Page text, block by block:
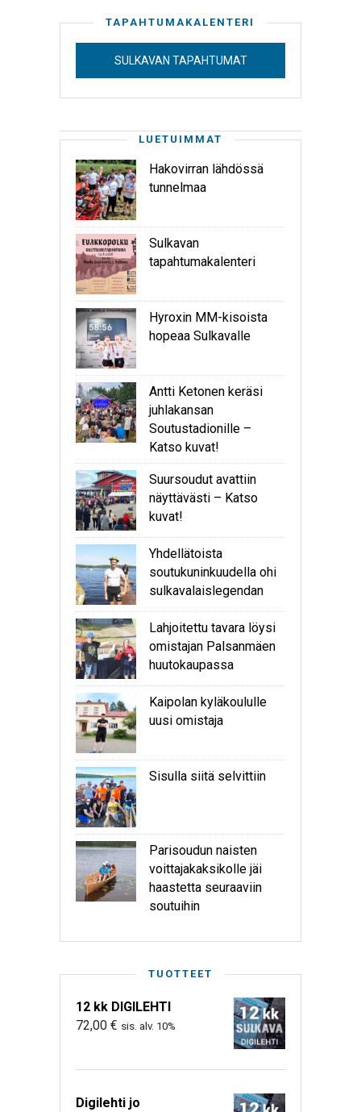
TAPAHTUMAKALENTERI
SULKAVAN TAPAHTUMAT
LUETUIMMAT
Hakovirran lähdössä
tunnelmaa
Sulkavan
tapahtumakalenteri
Hyroxin MM-kisoista
hopeaa Sulkavalle
Antti Ketonen keräsi
juhlakansan
Soutustadionille –
Katso kuvat!
Suursoudut avattiin
näyttävästi – Katso
kuvat!
Yhdellätoista
soutukuninkuudella ohi
sulkavalaislegendan
Lahjoitettu tavara löysi
omistajan Palsanmäen
huutokaupassa
Kaipolan kyläkoululle
uusi omistaja
Sisulla siitä selvittiin
Parisoudun naisten
voittajakaksikolle jäi
haastetta seuraaviin
soutuihin
TUOTTEET
12 kk DIGILEHTI
72,00 € sis. alv. 10%
Digilehti jo